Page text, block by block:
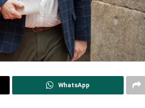
WhatsApp